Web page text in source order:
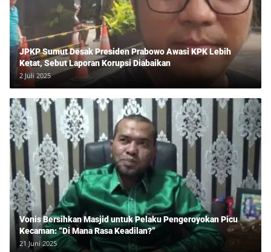
JPKP Sumut Desak Presiden Prabowo Awasi KPK Lebih
Ketat, Sebut Laporan Korupsi Diabaikan
2 Juli 2025
Vonis Bersihkan Masjid untuk Pelaku Pengeroyokan Picu
Kecaman: “Di Mana Rasa Keadilan?”
21 Juni 2025